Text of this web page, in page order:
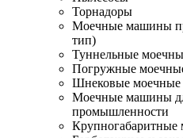
Торнадоры
Моечные машины
тип)
Туннельные
Погружные
Шнековые
Моечные машины
промышленности
Крупногабаритные